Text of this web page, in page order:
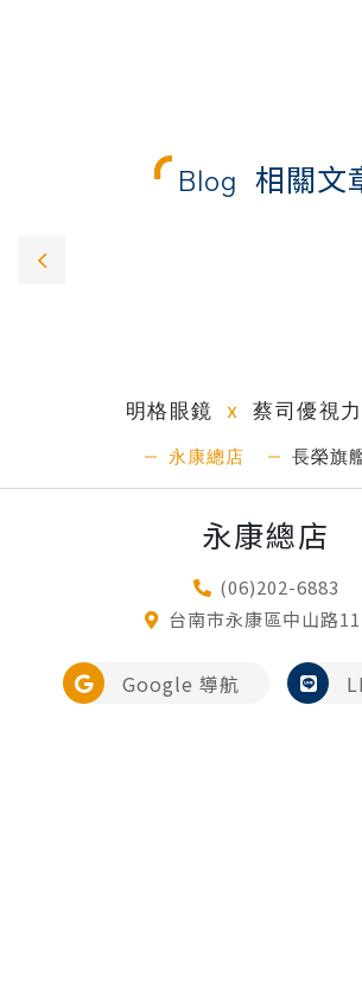
Blog 相關文
明格眼鏡 x 蔡司優視
永康總店 長榮旗
永康總店
(06)202-6883
台南市永康區中山路
Google 導航